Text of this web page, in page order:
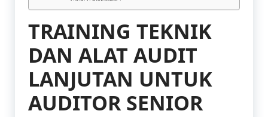
TRAINING TEKNIK
DAN ALAT AUDIT
LANJUTAN UNTUK
AUDITOR SENIOR